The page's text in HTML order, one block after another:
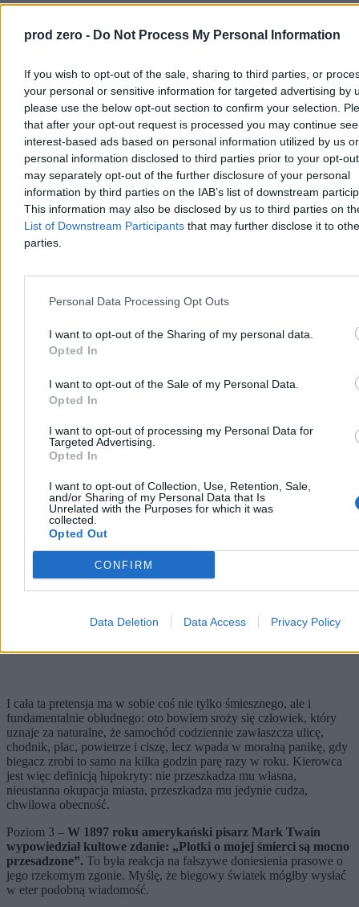
prod zero - Do Not Process My Personal Information
If you wish to opt-out of the sale, sharing to third parties, or
your personal or sensitive information for targeted advertising by
please use the below opt-out section to confirm your selection.
that after your opt-out request is processed you may continue
interest-based ads based on personal information utilized by us or
personal information disclosed to third parties prior to your opt-
may separately opt-out of the further disclosure of your personal
information by third parties on the IAB’s list of downstream
This information may also be disclosed by us to third parties on
List of Downstream Participants that may further disclose it to
parties.
Personal Data Processing Opt Outs
I want to opt-out of the Sharing of my personal data.
Opted In
I want to opt-out of the Sale of my Personal Data.
Opted In
I want to opt-out of processing my Personal Data for
Targeted Advertising.
Opted In
I want to opt-out of Collection, Use, Retention, Sale,
and/or Sharing of my Personal Data that Is
Unrelated with the Purposes for which it was
collected.
Opted Out
CONFIRM
Data Deletion Data Access Privacy Policy
Bez porozumienia w sprawie podwyżek dla pracowników szpitali.
Ministerstwo Zdrowia chciało ich opóźnienia
Szczęście, że Garmin okazał się wstrząso i bluzgoodporny, a półtora
roku później z tym właśnie wysłużonym druhem na nadgarstku
zaliczyłem start życia.
Biegacze jak... Mark Twain
Poziom 2 – Znów będę mógł sobie poczytać – zupełnie za darmo,
bez subskrypcji! – moje ulubione utyskiwania ever: kierowców na
tych strasznych biegaczy.
Istnieje w polskim życiu miejskim figura osobna, godna rozważań
obrażony obecnością na drodze człowieka w butach.
dżungli niekończące się korki, remonty, źle ustawione światła lub
totalny brak miejsc parkingowych. Czego natomiast znieść nie
porusza się po drodze na swoich nogach. Taki kierowca
natychmiast, z oburzeniem właściwym strażnikowi cywilizacji,
wysyła biegnącego delikwenta do lasu. I za każdym razem brzmi
centrum miasta dla spalin, klaksonu i nerwowego przestępowania z
gazu na hamulec.
Reklama
I cała ta pretensja ma w sobie coś nie tylko śmiesznego, ale i
fundamentalnie obłudnego: oto bowiem sroży się człowiek, który
uznaje za naturalne, że samochód codziennie zawłaszcza ulicę,
chodnik, plac, powietrze i ciszę, lecz wpada w moralną panikę, gdy
biegacz zrobi to samo na kilka godzin parę razy w roku. Kierowca
jest więc definicją hipokryty: nie przeszkadza mu własna,
nieustanna okupacja miasta, przeszkadza mu jedynie cudza,
chwilowa obecność.
Poziom 3 – W 1897 roku amerykański pisarz Mark Twain
wypowiedział kultowe zdanie: „Plotki o mojej śmierci są mocno
przesadzone”. To była reakcja na fałszywe doniesienia prasowe o
jego rzekomym zgonie. Myślę, że biegowy światek mógłby wysłać
w eter podobną wiadomość.